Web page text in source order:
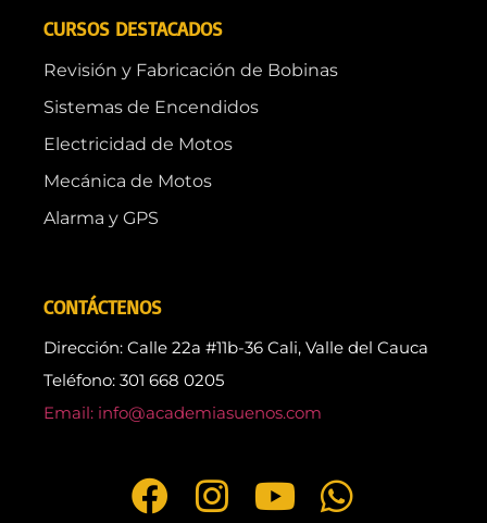
CURSOS DESTACADOS
Revisión y Fabricación de Bobinas
Sistemas de Encendidos
Electricidad de Motos
Mecánica de Motos
Alarma y GPS
CONTÁCTENOS
Dirección: Calle 22a #11b-36 Cali, Valle del Cauca
Teléfono: 301 668 0205
Email: info@academiasuenos.com